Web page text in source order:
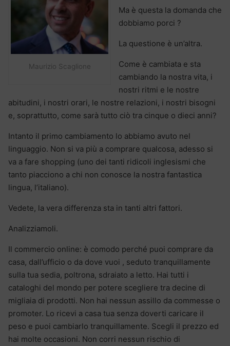
Maurizio Scaglione
Ma è questa la domanda che
dobbiamo porci ?
La questione è un’altra.
Come è cambiata e sta
cambiando la nostra vita, i
nostri ritmi e le nostre
abitudini, i nostri orari, le nostre relazioni, i nostri bisogni
e, soprattutto, come sarà tutto ciò tra cinque o dieci anni?
Intanto il primo cambiamento lo abbiamo avuto nel
linguaggio. Non si va più a comprare qualcosa, adesso si
va a fare shopping (uno dei tanti ridicoli inglesismi che
tanto piacciono a chi non conosce la nostra fantastica
lingua, l’italiano).
Vedete, la vera differenza sta in tanti altri fattori.
Analizziamoli.
Il commercio online: è comodo perché puoi comprare da
casa, dall’ufficio o da dove vuoi , seduto tranquillamente
sulla tua sedia, poltrona, sdraiato a letto. Hai tutti i
cataloghi del mondo per potere scegliere tra decine di
migliaia di prodotti. Non hai nessun assillo da commesse o
promoter. Lo ricevi a casa tua senza doverti caricare il
peso e puoi cambiarlo tranquillamente. Scegli il prezzo ed
hai molte occasioni. Non corri nessun rischio di